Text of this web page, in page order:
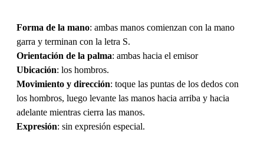
Forma de la mano: ambas manos comienzan con la mano
garra y terminan con la letra S.
Orientación de la palma: ambas hacia el emisor
Ubicación: los hombros.
Movimiento y dirección: toque las puntas de los dedos con
los hombros, luego levante las manos hacia arriba y hacia
adelante mientras cierra las manos.
Expresión: sin expresión especial.